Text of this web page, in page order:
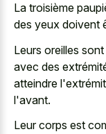
La troisième
des yeux doivent
Leurs oreilles
avec des
atteindre
l'avant.
Leur corps est